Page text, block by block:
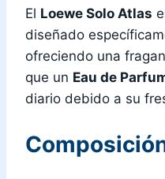
El Loewe Solo Atlas
diseñado
ofreciendo una
que un Eau de
diario debido a su